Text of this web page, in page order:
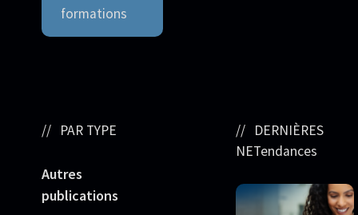
formations
PAR TYPE
Autres
publications
DERNIÈRES
NETendances